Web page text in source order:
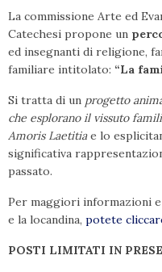
La commissione Arte ed
Catechesi propone un
ed insegnanti di religione,
familiare intitolato: “La
Si tratta di un progetto
che esplorano il vissuto
Amoris Laetitiae lo esplici
significativa
passato.
Per maggiori informazioni
e la locandina, potete
POSTI LIMITATI IN